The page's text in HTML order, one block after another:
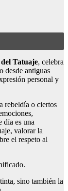
Tatuaje, celebra
desde antiguas
personal y
rebeldía o ciertos
día es una
valorar la
el respeto al
sino también la